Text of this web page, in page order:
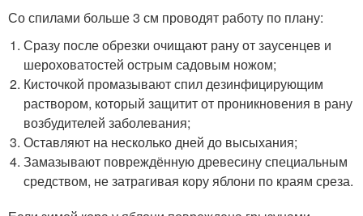
Со спилами больше 3 см проводят работу по плану:
Сразу после обрезки очищают рану от заусенцев и
шероховатостей острым садовым ножом;
Кисточкой промазывают спил дезинфицирующим
раствором, который защитит от проникновения в рану
возбудителей заболевания;
Оставляют на несколько дней до высыхания;
Замазывают повреждённую древесину специальным
средством, не затрагивая кору яблони по краям среза.